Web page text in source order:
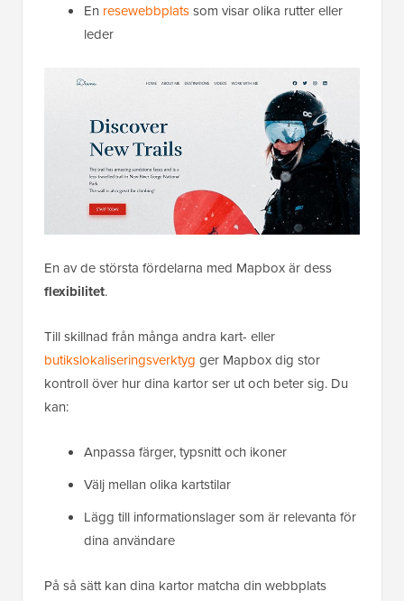
En resewebbplatssom visar olika rutter eller
leder
En av de största fördelarna med Mapbox är dess
flexibilitet.
Till skillnad från många andra kart- eller
butikslokaliseringsverktyg ger Mapbox dig stor
kontroll över hur dina kartor ser ut och beter sig. Du
kan:
Anpassa färger, typsnitt och ikoner
Välj mellan olika kartstilar
Lägg till informationslager som är relevanta för
dina användare
På så sätt kan dina kartor matcha din webbplats